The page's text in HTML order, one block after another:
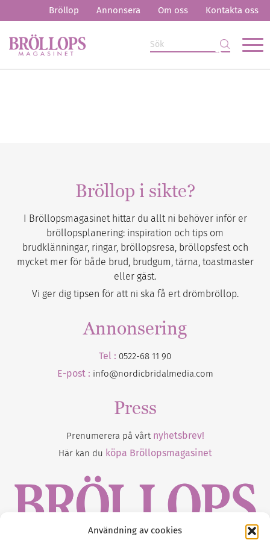
Användning av cookies
Bröllop Annonsera Om oss Kontakta oss
Bröllop i sikte?
I Bröllopsmagasinet hittar du allt ni behöver inför er
bröllopsplanering: inspiration och tips om
brudklänningar, ringar, bröllopsresa, bröllopsfest och
mycket mer för både brud, brudgum, tärna, toastmaster
eller gäst.
Vi ger dig tipsen för att ni ska få ert drömbröllop.
Annonsering
Tel : 0522-68 11 90
E-post : info@nordicbridalmedia.com
Press
Prenumerera på vårt nyhetsbrev!
Här kan du köpa Bröllopsmagasinet